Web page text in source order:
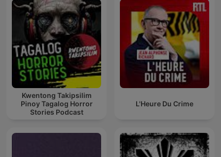
Kwentong Takipsilim
Pinoy Tagalog Horror
Stories Podcast
L'Heure Du Crime